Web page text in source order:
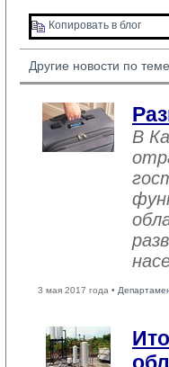
Копировать в блог
Другие новости по
В
3 мая 2017 года •